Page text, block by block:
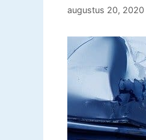
augustus 20, 2020